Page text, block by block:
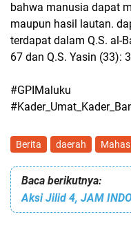
bahwa manusia dapat
maupun hasil lautan.
terdapat dalam Q.S. al-
67 dan Q.S. Yasin (33):
#GPIMaluku
Berita daerah
Baca berikutnya: